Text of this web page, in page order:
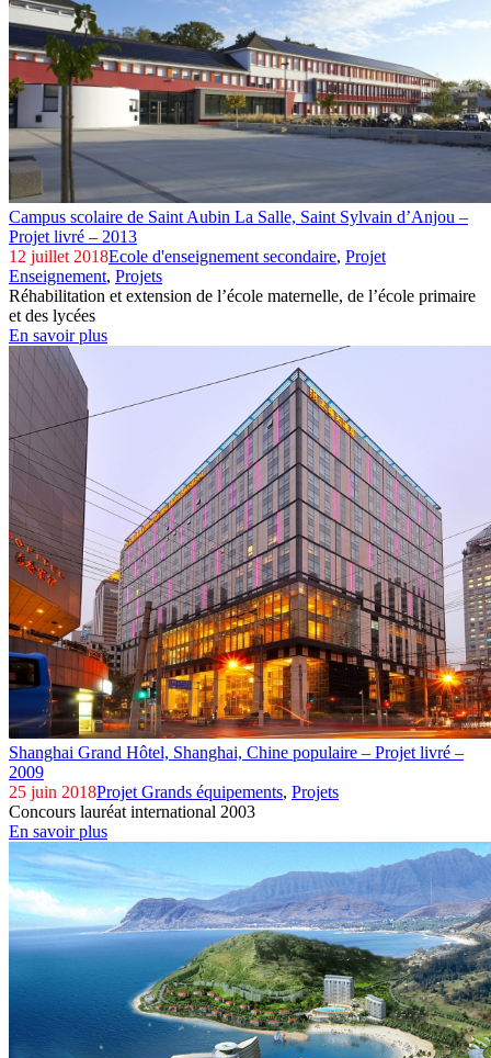
Campus scolaire de Saint Aubin La Salle, Saint Sylvain d’Anjou –
Projet livré – 2013
12 juillet 2018Ecole d'enseignement secondaire, Projet
Enseignement, Projets
Réhabilitation et extension de l’école maternelle, de l’école primaire
et des lycées
En savoir plus
Shanghai Grand Hôtel, Shanghai, Chine populaire – Projet livré –
2009
25 juin 2018Projet Grands équipements, Projets
Concours lauréat international 2003
En savoir plus